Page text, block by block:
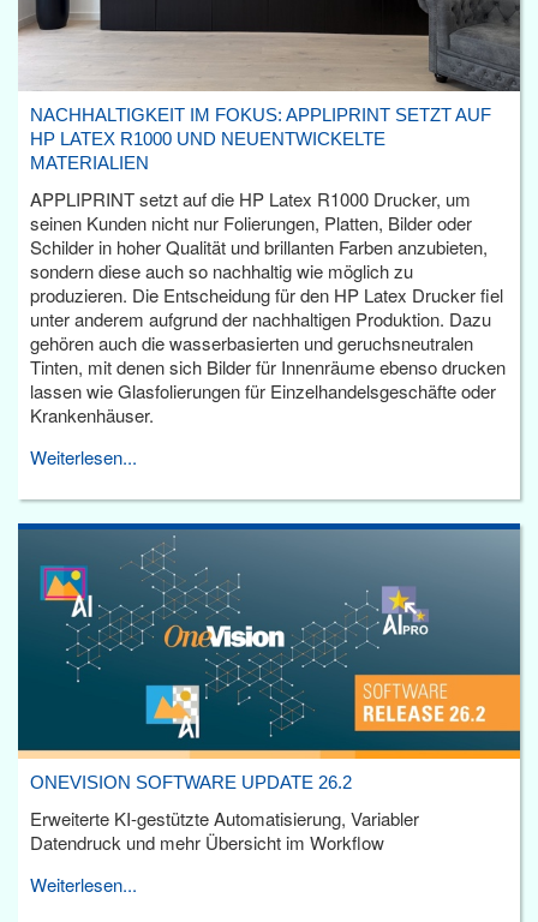
NACHHALTIGKEIT IM FOKUS: APPLIPRINT SETZT AUF
HP LATEX R1000 UND NEUENTWICKELTE
MATERIALIEN
APPLIPRINT setzt auf die HP Latex R1000 Drucker, um
seinen Kunden nicht nur Folierungen, Platten, Bilder oder
Schilder in hoher Qualität und brillanten Farben anzubieten,
sondern diese auch so nachhaltig wie möglich zu
produzieren. Die Entscheidung für den HP Latex Drucker fiel
unter anderem aufgrund der nachhaltigen Produktion. Dazu
gehören auch die wasserbasierten und geruchsneutralen
Tinten, mit denen sich Bilder für Innenräume ebenso drucken
lassen wie Glasfolierungen für Einzelhandelsgeschäfte oder
Krankenhäuser.
Weiterlesen...
ONEVISION SOFTWARE UPDATE 26.2
Erweiterte KI-gestützte Automatisierung, Variabler
Datendruck und mehr Übersicht im Workflow
Weiterlesen...